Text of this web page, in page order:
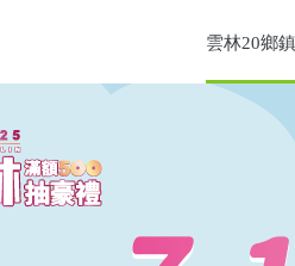
雲林20鄉